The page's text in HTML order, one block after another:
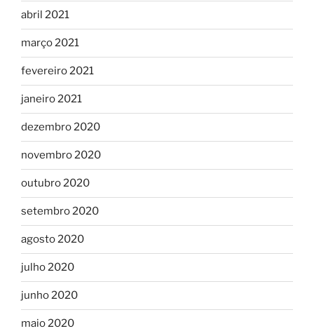
abril 2021
março 2021
fevereiro 2021
janeiro 2021
dezembro 2020
novembro 2020
outubro 2020
setembro 2020
agosto 2020
julho 2020
junho 2020
maio 2020